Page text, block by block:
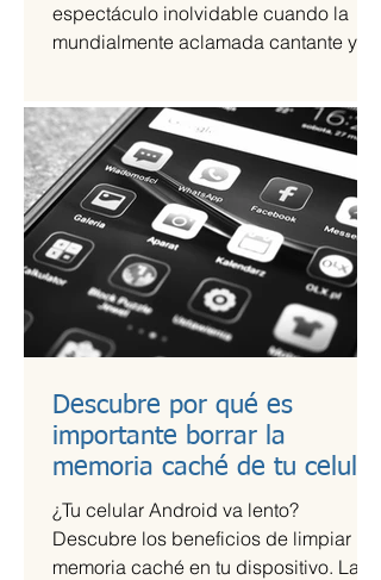
espectáculo inolvidable cuando la
mundialmente aclamada cantante y
Descubre por qué es
importante borrar la
memoria caché de tu celular
¿Tu celular Android va lento?
Descubre los beneficios de limpiar la
memoria caché en tu dispositivo. La